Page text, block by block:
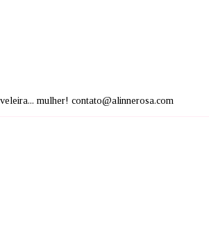
mulher! contato@alinnerosa.com